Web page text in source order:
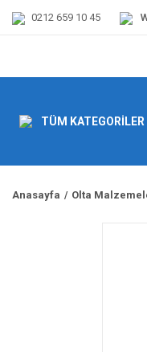
0212 659 10 45
TÜM KATEGORİLER
Anasayfa Olta